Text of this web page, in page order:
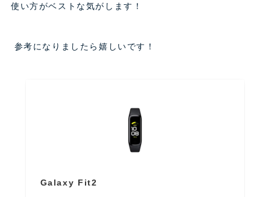
使い方がベストな気がします！
参考になりましたら嬉しいです！
Galaxy Fit2